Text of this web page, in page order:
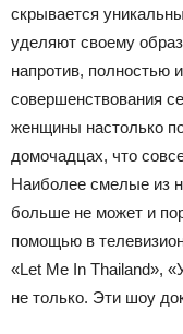
скрывается
уделяют своему
напротив, полностью
совершенствования
женщины настолько
домочадцах, что
Наиболее смелые из
больше не может и
помощью в
«Let Me In Thailand»,
не только. Эти шоу